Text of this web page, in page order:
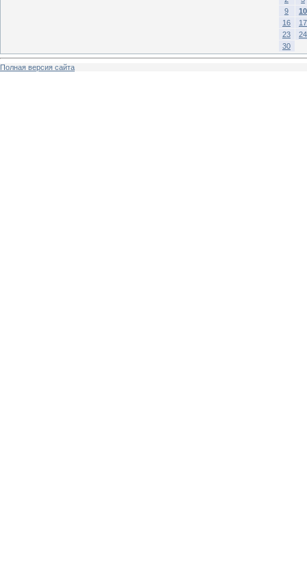
9
10
16
17
23
24
30
Полная версия сайта